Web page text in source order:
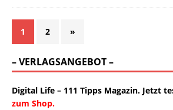
1 2 »
– VERLAGSANGEBOT –
Digital Life – 111 Tipps Magazin. Jetzt
zum Shop.